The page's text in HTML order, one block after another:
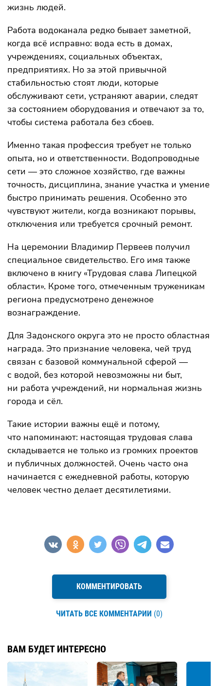
жизнь людей.
Работа водоканала редко бывает заметной,
когда всё исправно: вода есть в домах,
учреждениях, социальных объектах,
предприятиях. Но за этой привычной
стабильностью стоят люди, которые
обслуживают сети, устраняют аварии, следят
за состоянием оборудования и отвечают за то,
чтобы система работала без сбоев.
Именно такая профессия требует не только
опыта, но и ответственности. Водопроводные
сети — это сложное хозяйство, где важны
точность, дисциплина, знание участка и умение
быстро принимать решения. Особенно это
чувствуют жители, когда возникают порывы,
отключения или требуется срочный ремонт.
На церемонии Владимир Первеев получил
специальное свидетельство. Его имя также
включено в книгу «Трудовая слава Липецкой
области». Кроме того, отмеченным труженикам
региона предусмотрено денежное
вознаграждение.
Для Задонского округа это не просто областная
награда. Это признание человека, чей труд
связан с базовой коммунальной сферой —
с водой, без которой невозможны ни быт,
ни работа учреждений, ни нормальная жизнь
города и сёл.
Такие истории важны ещё и потому,
что напоминают: настоящая трудовая слава
складывается не только из громких проектов
и публичных должностей. Очень часто она
начинается с ежедневной работы, которую
человек честно делает десятилетиями.
КОММЕНТИРОВАТЬ
ЧИТАТЬ ВСЕ КОММЕНТАРИИ (0)
ВАМ БУДЕТ ИНТЕРЕСНО